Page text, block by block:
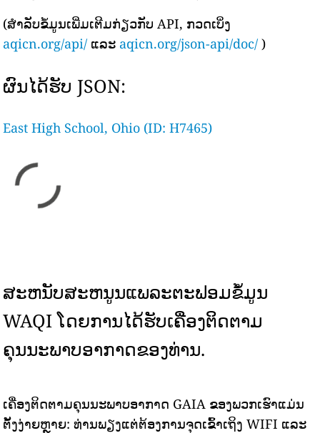
(ສຳລັບຂໍ້ມູນເພີ່ມເຕີມກ່ຽວກັບ API, ກວດເບິ່ງ
aqicn.org/api/ ແລະ aqicn.org/json-api/doc/ )
ຜົນໄດ້ຮັບ JSON:
East High School, Ohio (ID: H7465)
ສະຫນັບສະຫນູນແພລະຕະຟອມຂໍ້ມູນ
WAQI ໂດຍການໄດ້ຮັບເຄື່ອງຕິດຕາມ
ຄຸນນະພາບອາກາດຂອງທ່ານ.
ເຄື່ອງຕິດຕາມຄຸນນະພາບອາກາດ GAIA ຂອງພວກເຮົາແມ່ນ
ຕັ້ງງ່າຍຫຼາຍ: ທ່ານພຽງແຕ່ຕ້ອງການຈຸດເຂົ້າເຖິງ WIFI ແລະ